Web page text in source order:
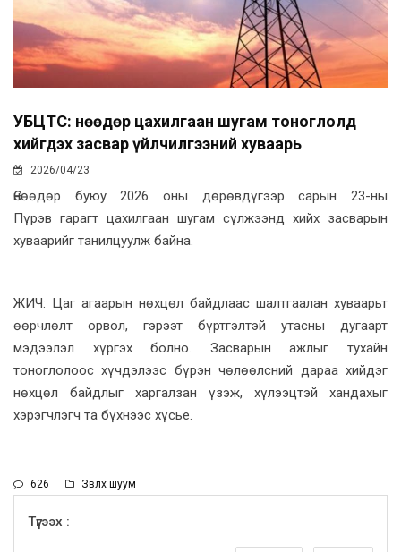
УБЦТС: Өнөөдөр цахилгаан шугам тоноглолд
хийгдэх засвар үйлчилгээний хуваарь
2026/04/23
Өнөөдөр буюу 2026 оны дөрөвдүгээр сарын 23-ны
Пүрэв гарагт цахилгаан шугам сүлжээнд хийх засварын
хуваарийг танилцуулж байна.
ЖИЧ: Цаг агаарын нөхцөл байдлаас шалтгаалан хуваарьт
өөрчлөлт орвол, гэрээт бүртгэлтэй утасны дугаарт
мэдээлэл хүргэх болно. Засварын ажлыг тухайн
тоноглолоос хүчдэлээс бүрэн чөлөөлсний дараа хийдэг
нөхцөл байдлыг харгалзан үзэж, хүлээцтэй хандахыг
хэрэгчлэгч та бүхнээс хүсье.
626 Зөвлөх шуум
Түгээх :